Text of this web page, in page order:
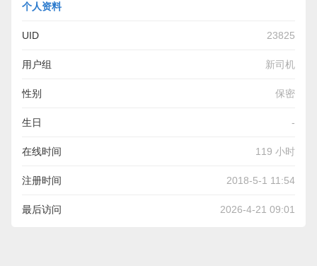
个人资料
UID 23825
用户组 新司机
性别 保密
生日 -
在线时间 119 小时
注册时间 2018-5-1 11:54
最后访问 2026-4-21 09:01